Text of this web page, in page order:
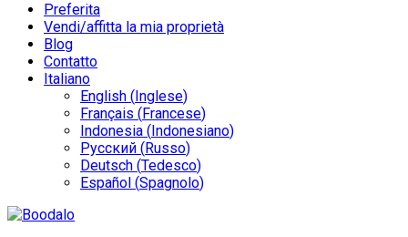
Preferita
Vendi/affitta la mia proprietà
Blog
Contatto
Italiano
English (Inglese)
Français (Francese)
Indonesia (Indonesiano)
Русский (Russo)
Deutsch (Tedesco)
Español (Spagnolo)